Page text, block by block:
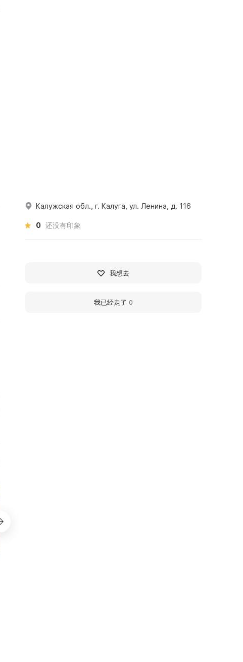
Калужская обл., г. Калуга, ул. Ленина, д. 116
0 还没有印象
我想去
我已经走了 0